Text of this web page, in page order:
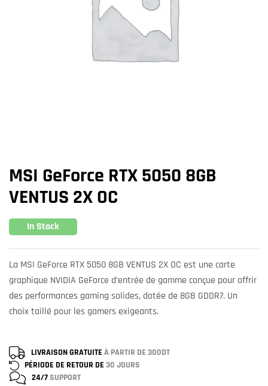
MSI GeForce RTX 5050 8GB
VENTUS 2X OC
In Stock
La MSI GeForce RTX 5050 8GB VENTUS 2X OC est une carte
graphique NVIDIA GeForce d’entrée de gamme conçue pour offrir
des performances gaming solides, dotée de 8GB GDDR7. Un
choix taillé pour les gamers exigeants.
LIVRAISON GRATUITE À PARTIR DE 300DT
PÉRIODE DE RETOUR DE 30 JOURS
24/7SUPPORT